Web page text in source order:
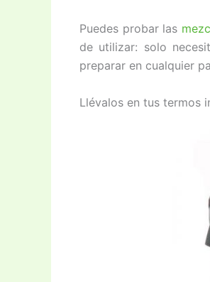
Puedes probar las
de utilizar: solo
preparar en cualquier
Llévalos en tus termos